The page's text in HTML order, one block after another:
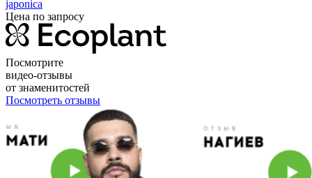
japonica
Цена по запросу
Посмотрите
видео-отзывы
от знаменитостей
Посмотреть отзывы